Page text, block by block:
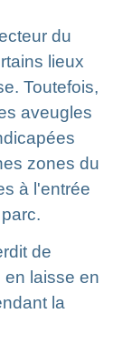
du
lieux
Toutefois,
aveugles
zones du
à l'entrée
de
laisse en
la